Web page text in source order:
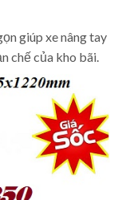
giúp xe nâng tay
chế của kho bãi.